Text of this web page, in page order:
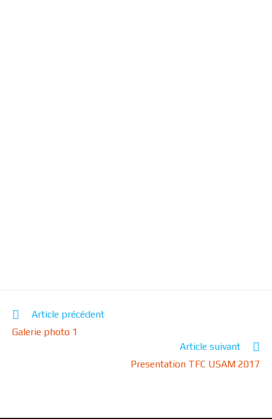
Article précédent
Galerie photo 1
Article suivant
Presentation TFC USAM 2017